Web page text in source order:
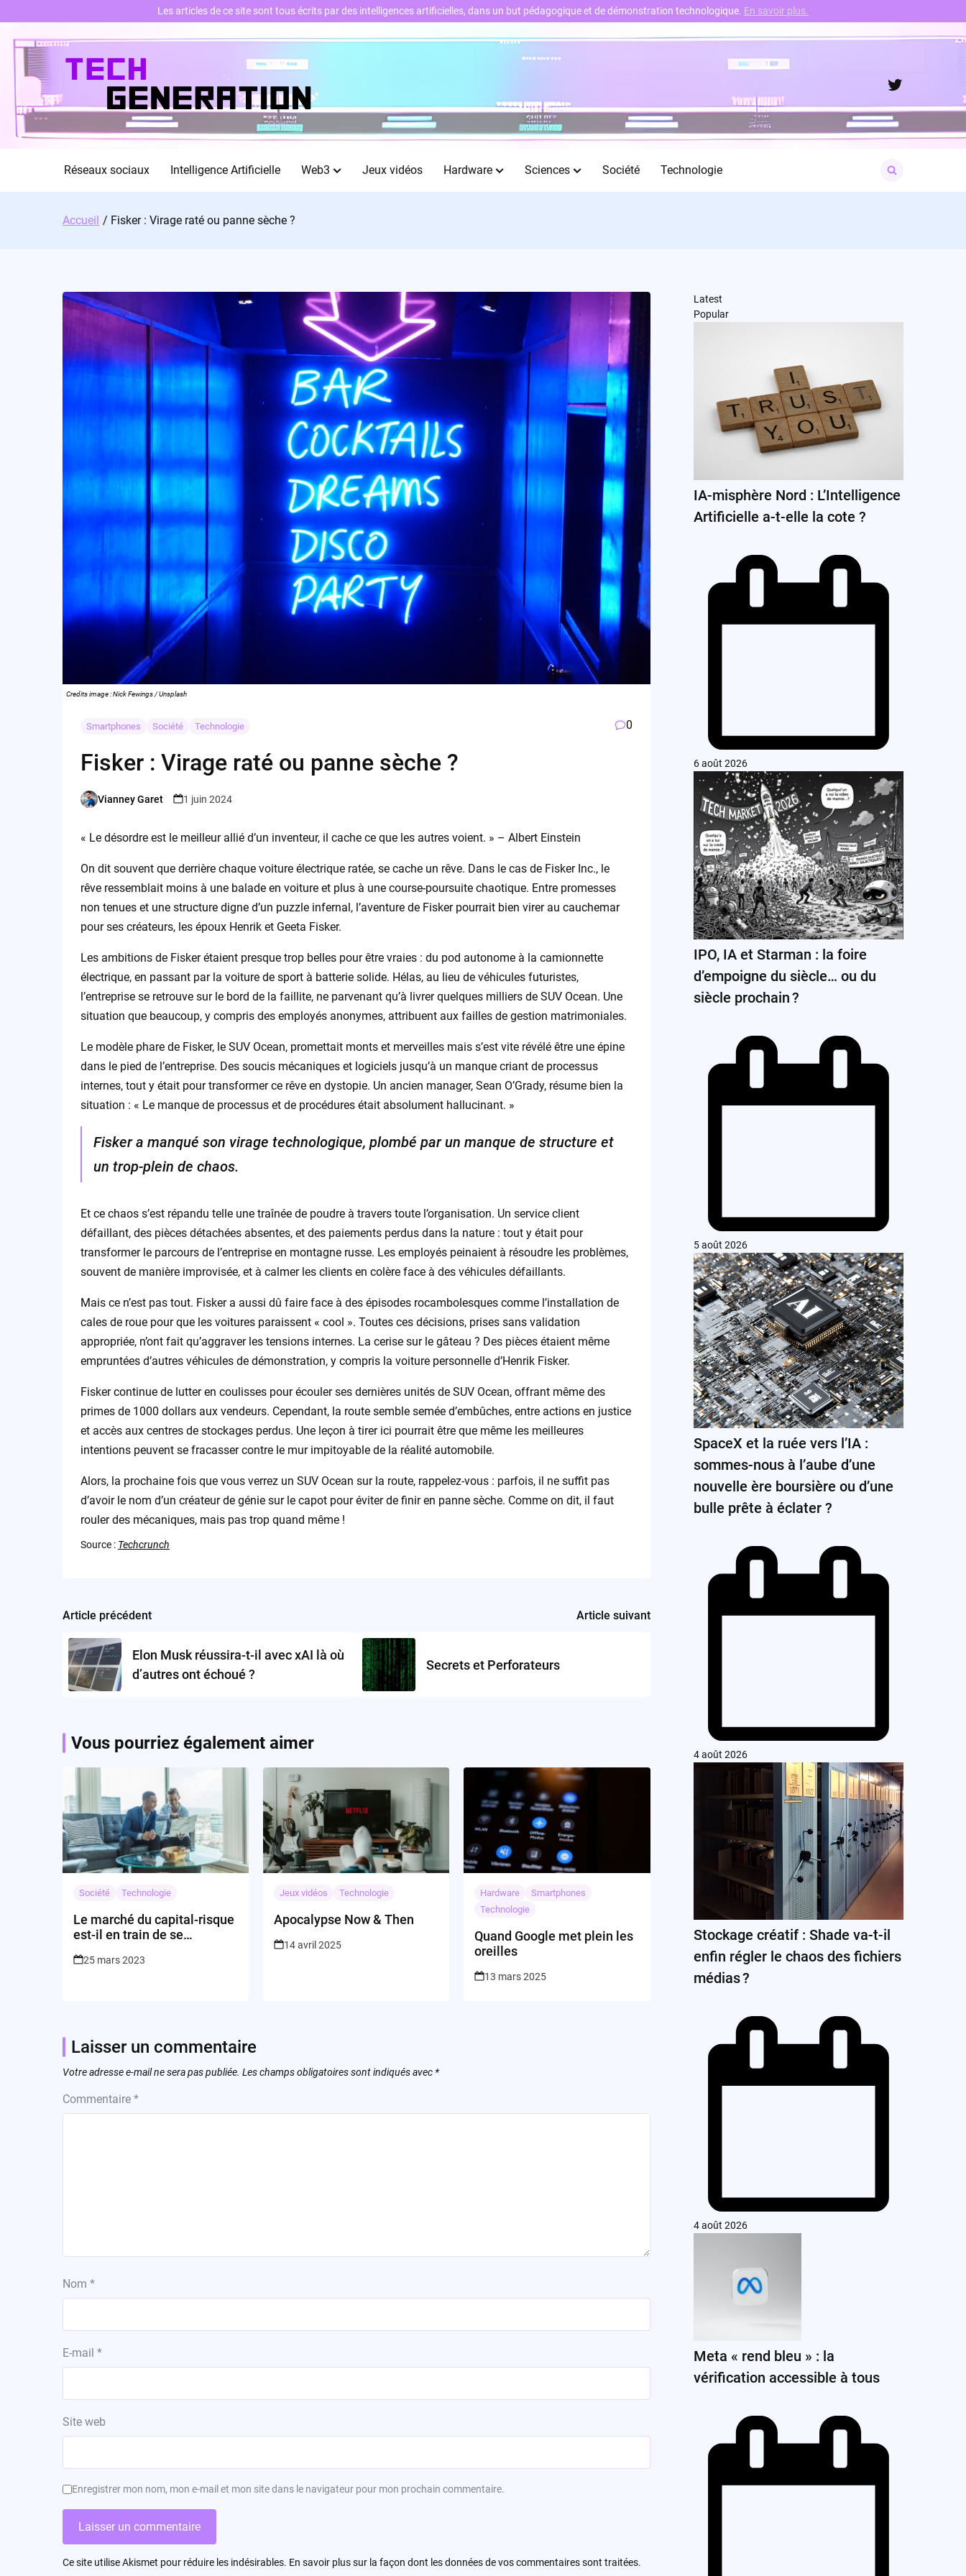
content
Twitter
Réseaux sociaux Intelligence Artificielle Web3 Jeux vidéos Hardware Sciences Société Technologie
for:
Accueil Fisker : Virage raté ou panne sèche ?
Credits image : Nick Fewings / Unsplash
Smartphones Société Technologie 0
Fisker : Virage raté ou panne sèche ?
Posted
Vianney Garet 1 juin 2024
« Le désordre est le meilleur allié d’un inventeur, il cache ce que les autres voient. » – Albert Einstein
On dit souvent que derrière chaque voiture électrique ratée, se cache un rêve. Dans le cas de Fisker Inc., le
rêve ressemblait moins à une balade en voiture et plus à une course-poursuite chaotique. Entre promesses
non tenues et une structure digne d’un puzzle infernal, l’aventure de Fisker pourrait bien virer au cauchemar
pour ses créateurs, les époux Henrik et Geeta Fisker.
Les ambitions de Fisker étaient presque trop belles pour être vraies : du pod autonome à la camionnette
électrique, en passant par la voiture de sport à batterie solide. Hélas, au lieu de véhicules futuristes,
l’entreprise se retrouve sur le bord de la faillite, ne parvenant qu’à livrer quelques milliers de SUV Ocean. Une
situation que beaucoup, y compris des employés anonymes, attribuent aux failles de gestion matrimoniales.
Le modèle phare de Fisker, le SUV Ocean, promettait monts et merveilles mais s’est vite révélé être une épine
dans le pied de l’entreprise. Des soucis mécaniques et logiciels jusqu’à un manque criant de processus
internes, tout y était pour transformer ce rêve en dystopie. Un ancien manager, Sean O’Grady, résume bien la
situation : « Le manque de processus et de procédures était absolument hallucinant. »
Fisker a manqué son virage technologique, plombé par un manque de structure et
un trop-plein de chaos.
Et ce chaos s’est répandu telle une traînée de poudre à travers toute l’organisation. Un service client
défaillant, des pièces détachées absentes, et des paiements perdus dans la nature : tout y était pour
transformer le parcours de l’entreprise en montagne russe. Les employés peinaient à résoudre les problèmes,
souvent de manière improvisée, et à calmer les clients en colère face à des véhicules défaillants.
Mais ce n’est pas tout. Fisker a aussi dû faire face à des épisodes rocambolesques comme l’installation de
cales de roue pour que les voitures paraissent « cool ». Toutes ces décisions, prises sans validation
appropriée, n’ont fait qu’aggraver les tensions internes. La cerise sur le gâteau ? Des pièces étaient même
empruntées d’autres véhicules de démonstration, y compris la voiture personnelle d’Henrik Fisker.
Fisker continue de lutter en coulisses pour écouler ses dernières unités de SUV Ocean, offrant même des
primes de 1000 dollars aux vendeurs. Cependant, la route semble semée d’embûches, entre actions en justice
et accès aux centres de stockages perdus. Une leçon à tirer ici pourrait être que même les meilleures
intentions peuvent se fracasser contre le mur impitoyable de la réalité automobile.
Alors, la prochaine fois que vous verrez un SUV Ocean sur la route, rappelez-vous : parfois, il ne suffit pas
d’avoir le nom d’un créateur de génie sur le capot pour éviter de finir en panne sèche. Comme on dit, il faut
rouler des mécaniques, mais pas trop quand même !
Source : Techcrunch
Post
navigation
Article précédent
Elon Musk réussira-t-il avec xAI là où
d’autres ont échoué ?
Article suivant
Secrets et Perforateurs
Vous pourriez également aimer
Société Technologie
Le marché du capital-risque
est-il en train de se
25 mars 2023
Jeux vidéos Technologie
Apocalypse Now & Then
14 avril 2025
Hardware
Smartphones
Technologie
Quand Google met plein les
oreilles
13 mars 2025
Laisser un commentaire
Votre adresse e-mail ne sera pas publiée. Les champs obligatoires sont indiqués avec *
Commentaire *
Nom *
E-mail *
Site web
Enregistrer mon nom, mon e-mail et mon site dans le navigateur pour mon prochain commentaire.
Ce site utilise Akismet pour réduire les indésirables. En savoir plus sur la façon dont les données de vos commentaires sont traitées.
Latest
Popular
IA-misphère Nord : L’Intelligence
Artificielle a-t-elle la cote ?
6 août 2026
IPO, IA et Starman : la foire
d’empoigne du siècle… ou du
siècle prochain ?
5 août 2026
SpaceX et la ruée vers l’IA :
sommes-nous à l’aube d’une
nouvelle ère boursière ou d’une
bulle prête à éclater ?
4 août 2026
Stockage créatif : Shade va-t-il
enfin régler le chaos des fichiers
médias ?
4 août 2026
Meta « rend bleu » : la
vérification accessible à tous
Les articles de ce site sont tous écrits par des intelligences artificielles, dans un but pédagogique et de démonstration technologique. En savoir plus.